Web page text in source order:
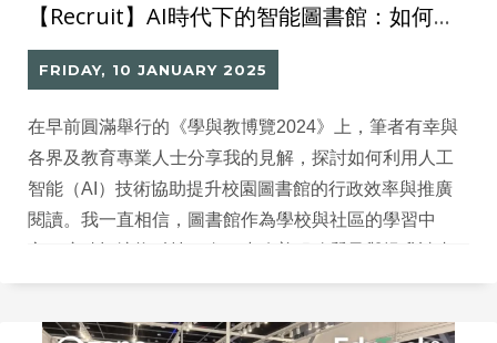
【Recruit】AI時代下的智能圖書館：如何用科技推動校園閱讀與行政效率
FRIDAY, 10 JANUARY 2025
在早前圓滿舉行的《學與教博覽2024》上，筆者有幸與
各界及教育專業人士分享我的見解，探討如何利用人工
智能（AI）技術協助提升校園圖書館的行政效率與推廣
閱讀。我一直相信，圖書館作為學校與社區的學習中
體驗。伴隨AI技術的快速發展，圖書館的運作方式亦正